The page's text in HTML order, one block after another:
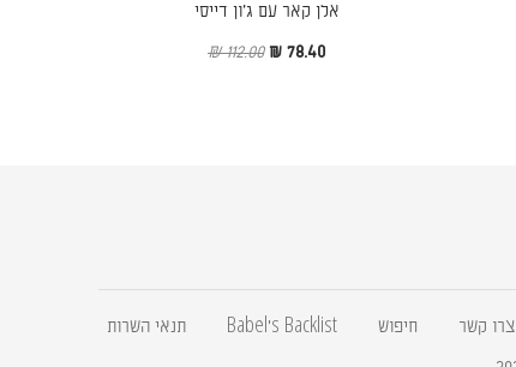
אלן קאר עם ג׳ון דייסי
78.40 ₪
112.00 ₪
צרו קשר חיפוש Babel's Backlist
תנאי השרות